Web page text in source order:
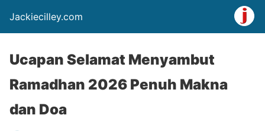
Jackiecilley.com
Ucapan Selamat Menyambut
Ramadhan 2026 Penuh Makna
dan Doa